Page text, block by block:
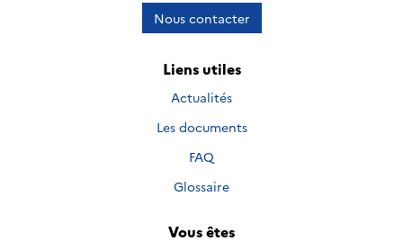
Nous contacter
Liens utiles
Actualités
Les documents
FAQ
Glossaire
Vous êtes